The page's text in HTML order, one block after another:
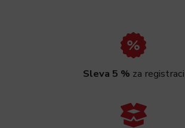
Sleva 5 % za registraci